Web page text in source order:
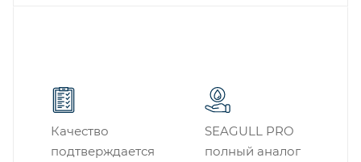
Качество
подтверждается
SEAGULL PRO
полный аналог